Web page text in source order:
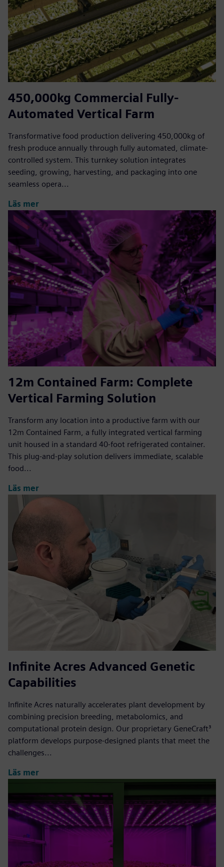
450,000kg Commercial Fully-
Automated Vertical Farm
Transformative food production delivering 450,000kg of
fresh produce annually through fully automated, climate-
controlled system. This turnkey solution integrates
seeding, growing, harvesting, and packaging into one
seamless opera...
Läs mer
12m Contained Farm: Complete
Vertical Farming Solution
Transform any location into a productive farm with our
12m Contained Farm, a fully integrated vertical farming
unit housed in a standard 40-foot refrigerated container.
This plug-and-play solution delivers immediate, scalable
food...
Läs mer
Infinite Acres Advanced Genetic
Capabilities
Infinite Acres naturally accelerates plant development by
combining precision breeding, metabolomics, and
computational protein design. Our proprietary GeneCraft³
platform develops purpose-designed plants that meet the
challenges...
Läs mer